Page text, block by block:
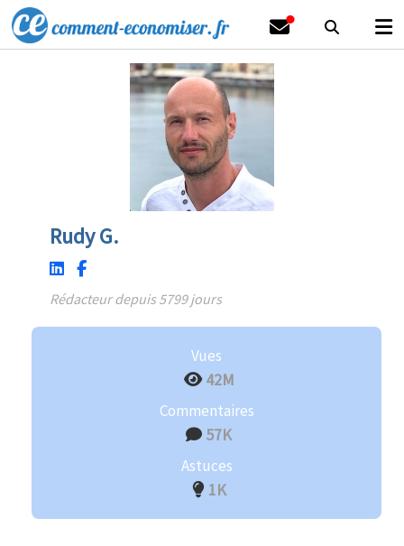
Rudy G.
Rédacteur depuis 5799 jours
Vues
42M
Commentaires
57K
Astuces
1K